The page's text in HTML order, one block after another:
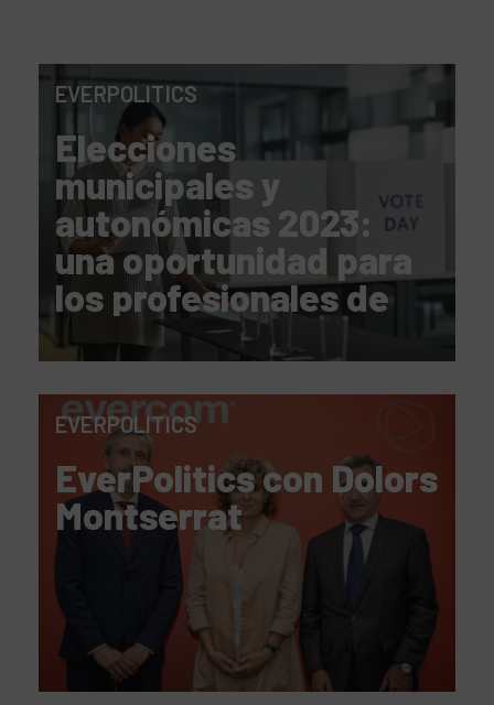
EVERPOLITICS
Elecciones
municipales y
autonómicas 2023:
una oportunidad para
los profesionales de
AAPP
EVERPOLITICS
EverPolitics con Dolors
Montserrat